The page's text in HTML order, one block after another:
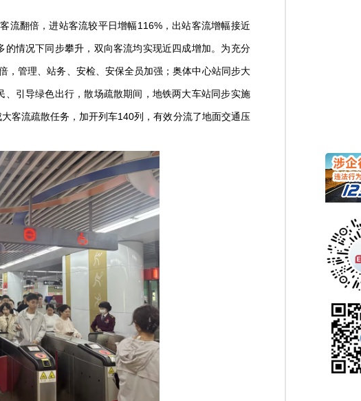
翻倍，进站客流较平日增幅116%，出站客流增幅接近
情况下同步攀升，双向客流均实现近四成增加。为充分
，管理、站务、安检、安保全员加强；奥体中心站同步大
引导绿色出行，散场疏散期间，地铁两大车站同步实施
客流疏散任务，加开列车140列，有效分流了地面交通压